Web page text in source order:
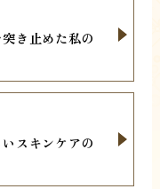
き止めた私の
スキンケアの